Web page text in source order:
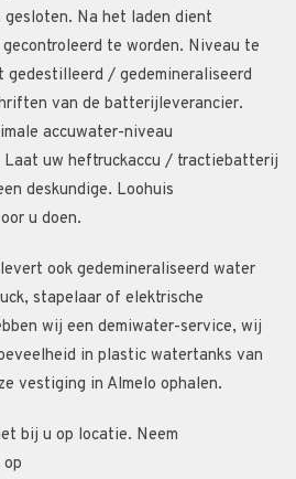
gesloten. Na het laden dient
te worden. Niveau te
gedestilleerd / gedemineraliseerd
van de batterijleverancier.
accuwater-niveau
Laat uw heftruckaccu / tractiebatterij
deskundige. Loohuis
u doen.
ook gedemineraliseerd water
stapelaar of elektrische
wij een demiwater-service, wij
in plastic watertanks van
vestiging in Almelo ophalen.
bij u op locatie. Neem